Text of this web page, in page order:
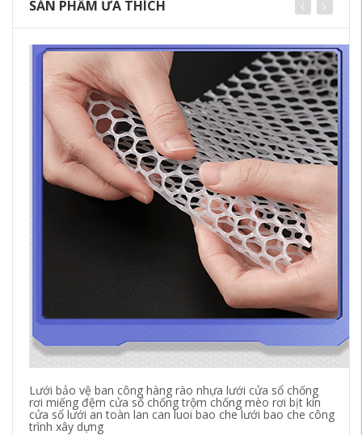
SẢN PHẨM ƯA THÍCH
Lưới bảo vệ ban công hàng rào nhựa lưới cửa sổ chống
rơi miếng đệm cửa sổ chống trộm chống mèo rơi bịt kín
cửa sổ lưới an toàn lan can luoi bao che lưới bao che công
trình xây dựng